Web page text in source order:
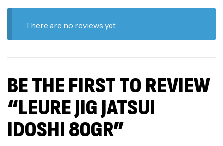
There are no reviews yet.
BE THE FIRST TO REVIEW
“LEURE JIG JATSUI
IDOSHI 80GR”